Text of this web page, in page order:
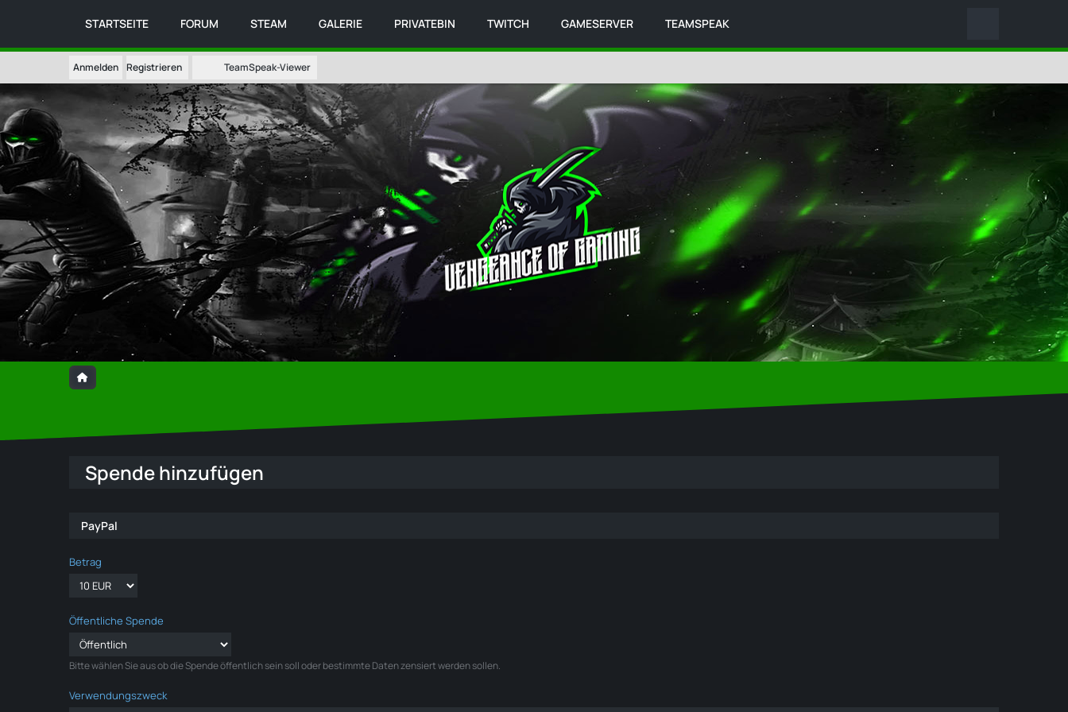
STARTSEITE FORUM STEAM GALERIE PRIVATEBIN TWITCH GAMESERVER TEAMSPEAK
Anmelden Registrieren TeamSpeak-Viewer
Spende hinzufügen
PayPal
Betrag
Öffentliche Spende
Bitte wählen Sie aus ob die Spende öffentlich sein soll oder bestimmte Daten zensiert werden sollen.
Verwendungszweck